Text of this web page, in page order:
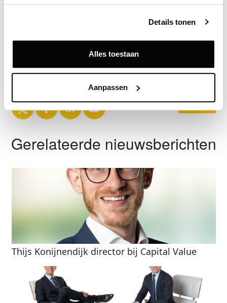
Details tonen
Alles toestaan
Aanpassen
Deze informatie is alleen beschikbaar voor licentiehouders van
Vastgoeddata.
Vraag een demo aan
Terug
Gerelateerde nieuwsberichten
Thijs Konijnendijk director bij Capital Value